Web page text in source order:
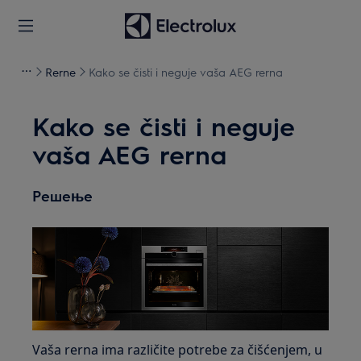
Rerne Kako se čisti i neguje vaša AEG rerna
Kako se čisti i neguje
vaša AEG rerna
Решење
Vaša rerna ima različite potrebe za čišćenjem, u